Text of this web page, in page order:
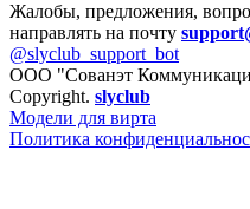
Жалобы, предложения,
направлять на почту
@slyclub_support_bot
ООО "Сованэт
Copyright. slyclub
Модели для вирта
Политика